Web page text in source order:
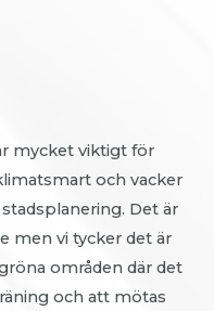
mycket viktigt för
och vacker
Det är
men vi tycker det är
områden där det
och att mötas